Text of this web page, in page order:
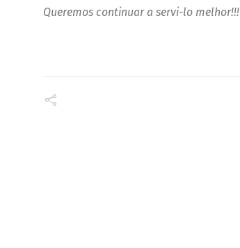
Queremos continuar a servi-lo melhor!!!